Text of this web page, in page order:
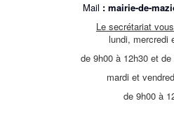
Mail : mairie-de-
Le secrétariat
lundi, mercredi
de 9h00 à 12h30 et
mardi et
de 9h00 à